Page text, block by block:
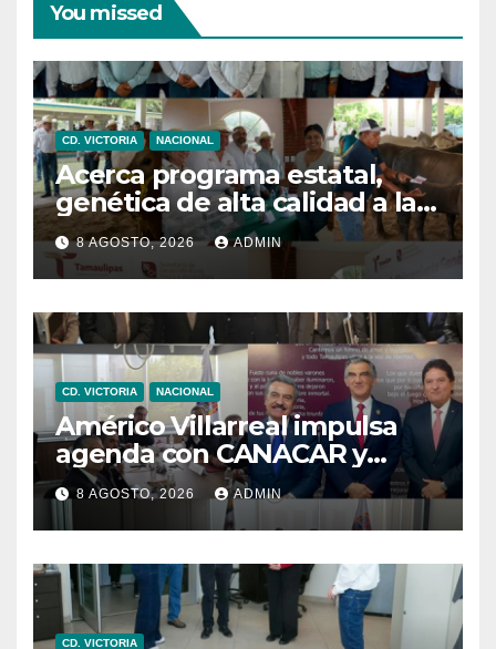
You missed
CD. VICTORIA NACIONAL
Acerca programa estatal,
genética de alta calidad a las
y los productores pecuarios
8 AGOSTO, 2026 ADMIN
CD. VICTORIA NACIONAL
Américo Villarreal impulsa
agenda con CANACAR y
CONCAMIN para fortalecer la
competitividad de
Tamaulipas
8 AGOSTO, 2026 ADMIN
CD. VICTORIA